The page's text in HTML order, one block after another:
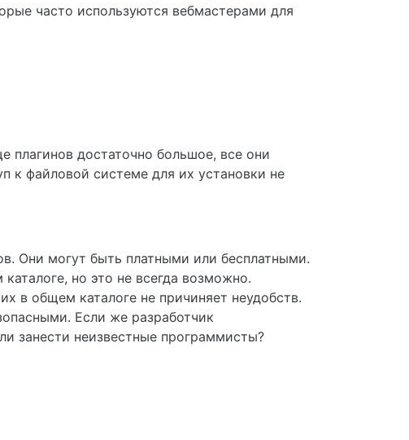
часто используются вебмастерами для
достаточно большое, все они
к файловой системе для их установки не
Они могут быть платными или бесплатными.
но это не всегда возможно.
в общем каталоге не причиняет неудобств.
Если же разработчик
занести неизвестные программисты?